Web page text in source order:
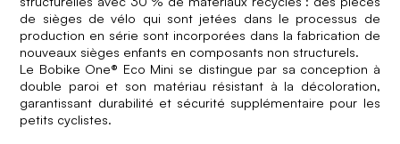
de sièges de vélo qui sont jetées dans le processus de
production en série sont incorporées dans la fabrication de
nouveaux sièges enfants en composants non structurels.
Le Bobike One® Eco Mini se distingue par sa conception à
double paroi et son matériau résistant à la décoloration,
garantissant durabilité et sécurité supplémentaire pour les
petits cyclistes.